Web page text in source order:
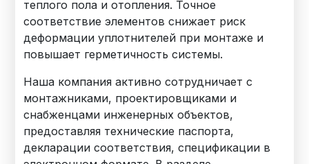
теплого пола и отопления. Точное
соответствие элементов снижает риск
деформации уплотнителей при монтаже и
повышает герметичность системы.
Наша компания активно сотрудничает с
монтажниками, проектировщиками и
снабженцами инженерных объектов,
предоставляя технические паспорта,
декларации соответствия, спецификации в